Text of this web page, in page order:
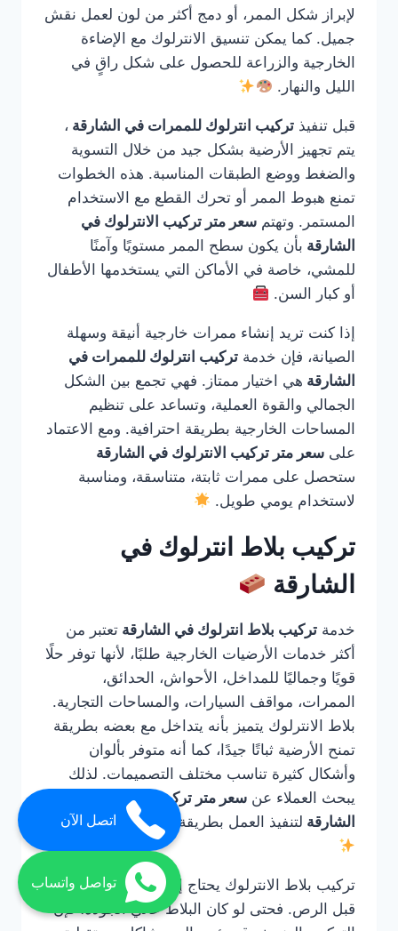
لإبراز شكل الممر، أو دمج أكثر من لون لعمل نقش
جميل. كما يمكن تنسيق الانترلوك مع الإضاءة
الخارجية والزراعة للحصول على شكل راقٍ في
الليل والنهار.
قبل تنفيذ تركيب انترلوك للممرات في الشارقة ،
يتم تجهيز الأرضية بشكل جيد من خلال التسوية
والضغط ووضع الطبقات المناسبة. هذه الخطوات
تمنع هبوط الممر أو تحرك القطع مع الاستخدام
المستمر. وتهتم سعر متر تركيب الانترلوك في
الشارقة بأن يكون سطح الممر مستويًا وآمنًا
للمشي، خاصة في الأماكن التي يستخدمها الأطفال
أو كبار السن.
إذا كنت تريد إنشاء ممرات خارجية أنيقة وسهلة
الصيانة، فإن خدمة تركيب انترلوك للممرات في
الشارقة هي اختيار ممتاز. فهي تجمع بين الشكل
الجمالي والقوة العملية، وتساعد على تنظيم
المساحات الخارجية بطريقة احترافية. ومع الاعتماد
على سعر متر تركيب الانترلوك في الشارقة
ستحصل على ممرات ثابتة، متناسقة، ومناسبة
لاستخدام يومي طويل.
تركيب بلاط انترلوك في
الشارقة
خدمة تركيب بلاط انترلوك في الشارقة تعتبر من
أكثر خدمات الأرضيات الخارجية طلبًا، لأنها توفر حلًا
قويًا وجماليًا للمداخل، الأحواش، الحدائق،
الممرات، مواقف السيارات، والمساحات التجارية.
بلاط الانترلوك يتميز بأنه يتداخل مع بعضه بطريقة
تمنح الأرضية ثباتًا جيدًا، كما أنه متوفر بألوان
وأشكال كثيرة تناسب مختلف التصميمات. لذلك
يبحث العملاء عن سعر متر تركيب الانترلوك في
الشارقة لتنفيذ العمل بطريقة صحيحة واحترافية.
تركيب بلاط الانترلوك يحتاج إلى خبرة في التأسيس
قبل الرص. فحتى لو كان البلاط عالي الجودة، فإن
اتصل الآن
تواصل واتساب